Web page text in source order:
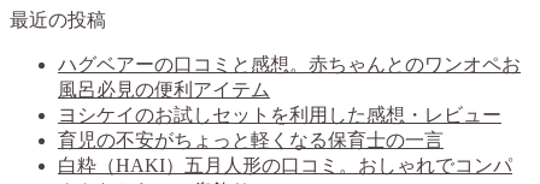
最近の投稿
ハグベアーの口コミと感想。赤ちゃんとのワンオペお
風呂必見の便利アイテム
ヨシケイのお試しセットを利用した感想・レビュー
育児の不安がちょっと軽くなる保育士の一言
白粋（HAKI）五月人形の口コミ。おしゃれでコンパ